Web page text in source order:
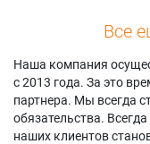
Все
Наша компания
с 2013 года. За это
партнера. Мы всегда
обязательства.
наших клиентов